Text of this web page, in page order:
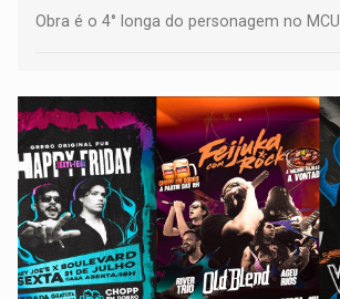
Obra é o 4° longa do personagem no MCU